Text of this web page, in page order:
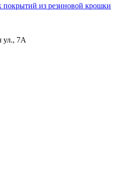
покрытий из резиновой крошки
ул., 7А